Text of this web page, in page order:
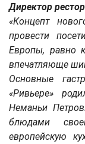
Директор
«Концепт
провести
Европы, равно
впечатляюще
Основные
«Ривьере»
Неманьи
блюдами
европейскую